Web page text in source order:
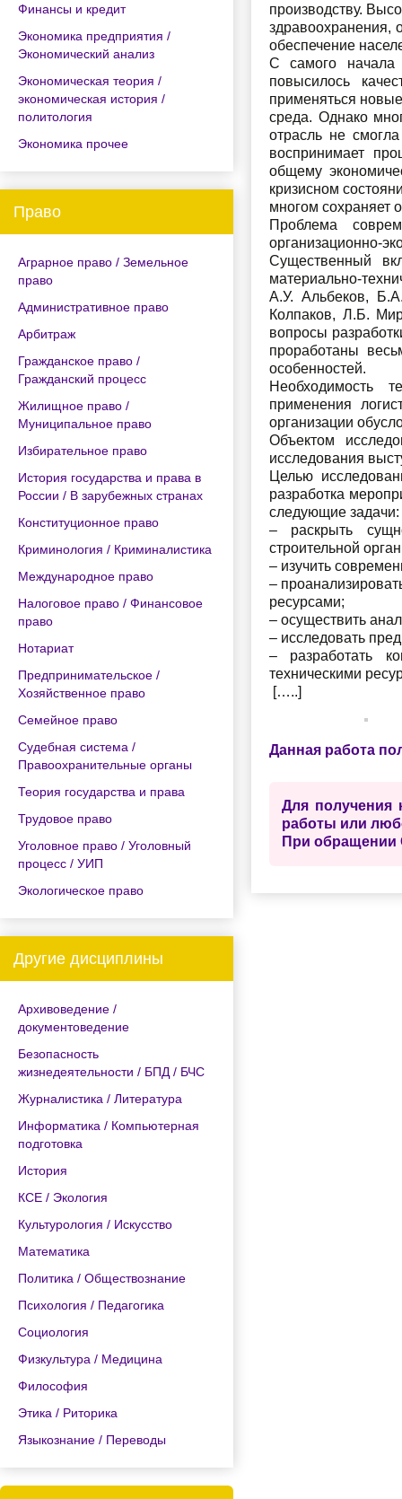
Финансы и кредит
Экономика предприятия /
Экономический анализ
Экономическая теория /
экономическая история /
политология
Экономика прочее
Право
Аграрное право / Земельное
право
Административное право
Арбитраж
Гражданское право /
Гражданский процесс
Жилищное право /
Муниципальное право
Избирательное право
История государства и права в
России / В зарубежных странах
Конституционное право
Криминология / Криминалистика
Международное право
Налоговое право / Финансовое
право
Нотариат
Предпринимательское /
Хозяйственное право
Семейное право
Судебная система /
Правоохранительные органы
Теория государства и права
Трудовое право
Уголовное право / Уголовный
процесс / УИП
Экологическое право
Другие дисциплины
Архивоведение /
документоведение
Безопасность
жизнедеятельности / БПД / БЧС
Журналистика / Литература
Информатика / Компьютерная
подготовка
История
КСЕ / Экология
Культурология / Искусство
Математика
Политика / Обществознание
Психология / Педагогика
Социология
Физкультура / Медицина
Философия
Этика / Риторика
Языкознание / Переводы
производству.
здравоохранения,
обеспечение
С самого начала
повысилось
применяться
среда. Однако
отрасль не
воспринимает
общему
кризисном
многом сохраняет
Проблема
организационно-
Существенный
материально-
А.У. Альбеков,
Колпаков, Л.Б.
вопросы
проработаны
особенностей.
Необходимость
применения
организации
Объектом
исследования
Целью
разработка
следующие задачи:
– раскрыть
строительной
– изучить
–
ресурсами;
– осуществить
– исследовать
– разработать
техническими
[…..]
Данная работа
Для получения
работы или
При обращении